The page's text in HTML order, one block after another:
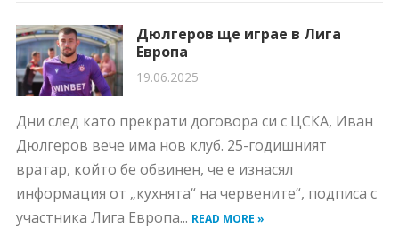
Дюлгеров ще играе в Лига
Европа
19.06.2025
Дни след като прекрати договора си с ЦСКА, Иван
Дюлгеров вече има нов клуб. 25-годишният
вратар, който бе обвинен, че е изнасял
информация от „кухнята“ на червените“, подписа с
участника Лига Европа... READ MORE »